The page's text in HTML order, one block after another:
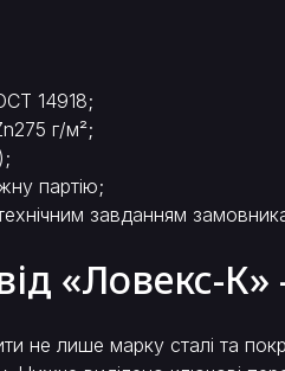
14918;
г/м²;
партію;
завданням
«Ловекс-К»
не лише марку сталі та